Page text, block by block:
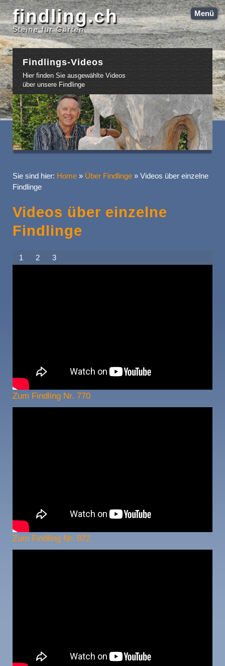
findling.ch
Steine für Gärten
Menü
Findlings-Videos
Hier finden Sie ausgewählte Videos
über unsere Findlinge
Sie sind hier: Home » Über Findlinge » Videos über einzelne
Findlinge
Videos über einzelne
Findlinge
1 2 3
Zum Findling Nr. 770
Zum Findling Nr. 872